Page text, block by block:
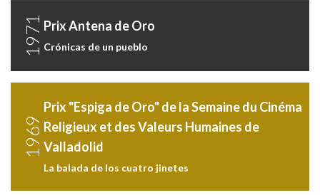
1971 Prix Antena de Oro
Crónicas de un pueblo
1969
Prix "Espiga de Oro" de la Semaine du Cinéma
Religieux et des Valeurs Humaines de
Valladolid
La balada de los cuatro jinetes